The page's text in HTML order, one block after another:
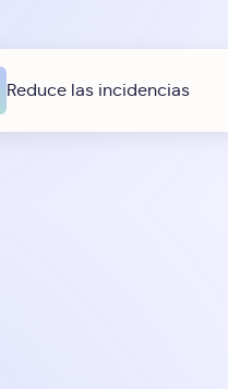
Reduce las incidencias